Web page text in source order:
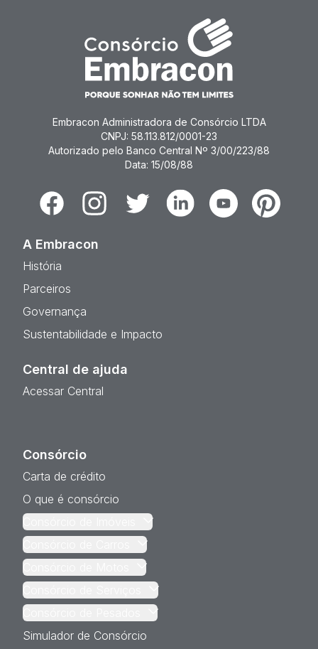
Embracon Administradora de Consórcio LTDA
CNPJ: 58.113.812/0001-23
Autorizado pelo Banco Central Nº 3/00/223/88
Data: 15/08/88
FacebookInstagramTwitter LinkedinYoutubePinterest
A Embracon
História
Parceiros
Governança
Sustentabilidade e Impacto
Central de ajuda
Acessar Central
Consórcio
Carta de crédito
O que é consórcio
Consórcio de Imóveis
Consórcio de Carros
Consórcio de Motos
Consórcio de Serviços
Consórcio de Pesados
Simulador de Consórcio